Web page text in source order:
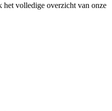
volledige overzicht van onze